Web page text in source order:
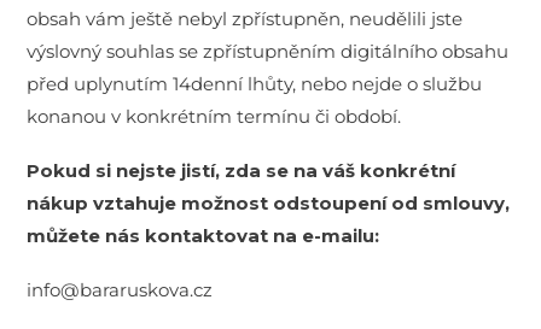
obsah vám ještě nebyl zpřístupněn, neudělili jste
výslovný souhlas se zpřístupněním digitálního obsahu
před uplynutím 14denní lhůty, nebo nejde o službu
konanou v konkrétním termínu či období.
Pokud si nejste jistí, zda se na váš konkrétní
nákup vztahuje možnost odstoupení od smlouvy,
můžete nás kontaktovat na e-mailu:
info@bararuskova.cz